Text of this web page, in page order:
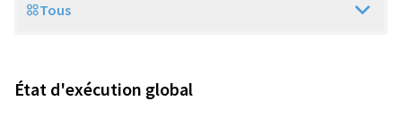
Scope
Tous
État d'exécution global